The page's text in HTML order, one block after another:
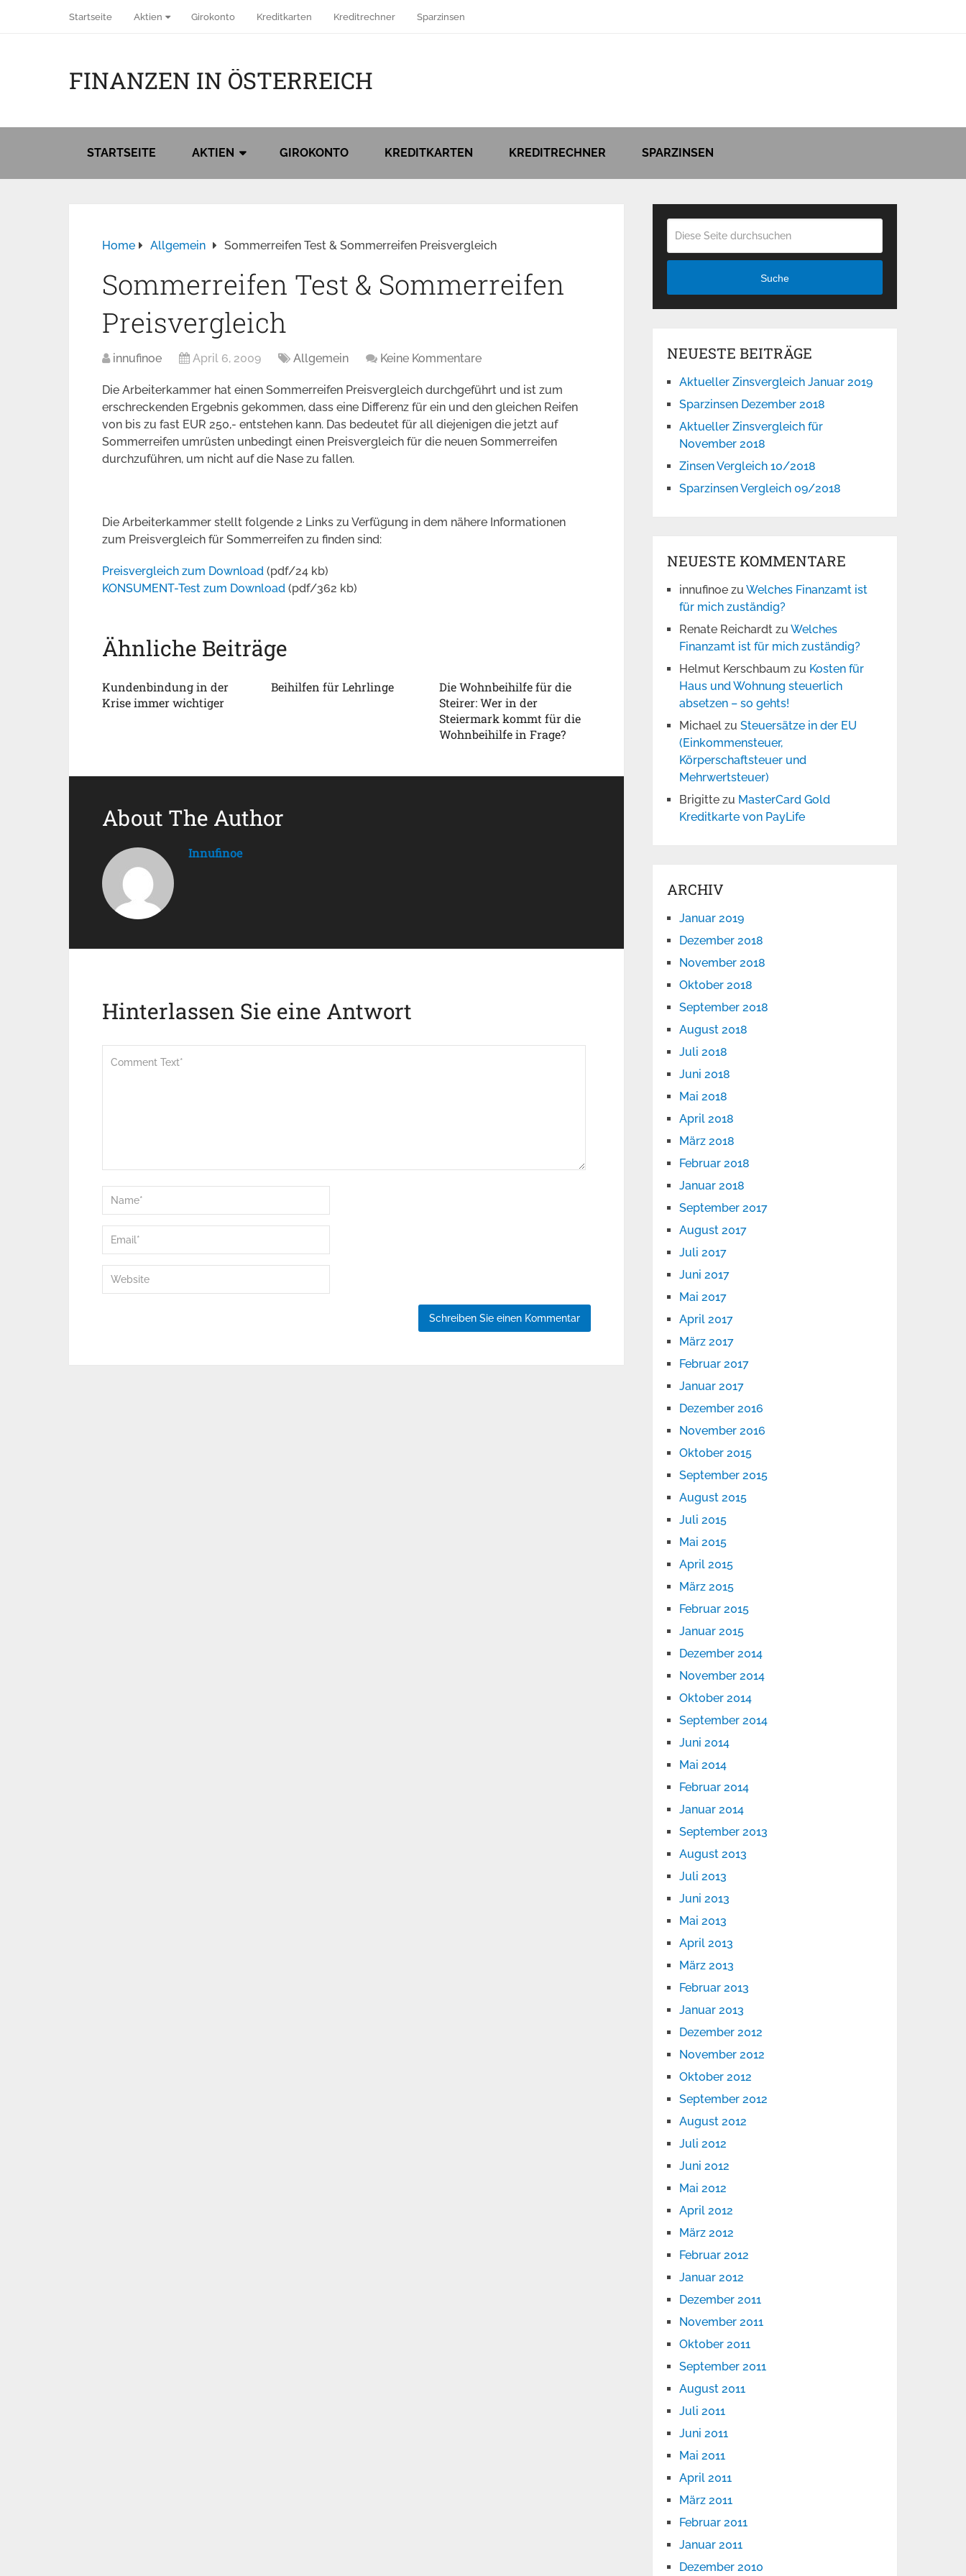
Startseite Aktien Girokonto Kreditkarten Kreditrechner Sparzinsen
FINANZEN IN ÖSTERREICH
STARTSEITE AKTIEN GIROKONTO KREDITKARTEN KREDITRECHNER SPARZINSEN
Home Allgemein Sommerreifen Test & Sommerreifen Preisvergleich
Sommerreifen Test & Sommerreifen
Preisvergleich
innufinoe April 6, 2009 Allgemein Keine Kommentare
Die Arbeiterkammer hat einen Sommerreifen Preisvergleich durchgeführt und ist zum
erschreckenden Ergebnis gekommen, dass eine Differenz für ein und den gleichen Reifen
von bis zu fast EUR 250,- entstehen kann. Das bedeutet für all diejenigen die jetzt auf
Sommerreifen umrüsten unbedingt einen Preisvergleich für die neuen Sommerreifen
durchzuführen, um nicht auf die Nase zu fallen.
Die Arbeiterkammer stellt folgende 2 Links zu Verfügung in dem nähere Informationen
zum Preisvergleich für Sommerreifen zu finden sind:
Preisvergleich zum Download (pdf/24 kb)
KONSUMENT-Test zum Download (pdf/362 kb)
Ähnliche Beiträge
Kundenbindung in der
Krise immer wichtiger
Beihilfen für Lehrlinge
Die Wohnbeihilfe für die
Steirer: Wer in der
Steiermark kommt für die
Wohnbeihilfe in Frage?
About The Author
Innufinoe
Hinterlassen Sie eine Antwort
Suche
NEUESTE BEITRÄGE
Aktueller Zinsvergleich Januar 2019
Sparzinsen Dezember 2018
Aktueller Zinsvergleich für
November 2018
Zinsen Vergleich 10/2018
Sparzinsen Vergleich 09/2018
NEUESTE KOMMENTARE
innufinoe zuWelches Finanzamt ist
für mich zuständig?
Renate Reichardt zuWelches
Finanzamt ist für mich zuständig?
Helmut Kerschbaum zu Kosten für
Haus und Wohnung steuerlich
absetzen – so gehts!
Michael zuSteuersätze in der EU
(Einkommensteuer,
Körperschaftsteuer und
Mehrwertsteuer)
Brigitte zu MasterCard Gold
Kreditkarte von PayLife
ARCHIV
Januar 2019
Dezember 2018
November 2018
Oktober 2018
September 2018
August 2018
Juli 2018
Juni 2018
Mai 2018
April 2018
März 2018
Februar 2018
Januar 2018
September 2017
August 2017
Juli 2017
Juni 2017
Mai 2017
April 2017
März 2017
Februar 2017
Januar 2017
Dezember 2016
November 2016
Oktober 2015
September 2015
August 2015
Juli 2015
Mai 2015
April 2015
März 2015
Februar 2015
Januar 2015
Dezember 2014
November 2014
Oktober 2014
September 2014
Juni 2014
Mai 2014
Februar 2014
Januar 2014
September 2013
August 2013
Juli 2013
Juni 2013
Mai 2013
April 2013
März 2013
Februar 2013
Januar 2013
Dezember 2012
November 2012
Oktober 2012
September 2012
August 2012
Juli 2012
Juni 2012
Mai 2012
April 2012
März 2012
Februar 2012
Januar 2012
Dezember 2011
November 2011
Oktober 2011
September 2011
August 2011
Juli 2011
Juni 2011
Mai 2011
April 2011
März 2011
Februar 2011
Januar 2011
Dezember 2010